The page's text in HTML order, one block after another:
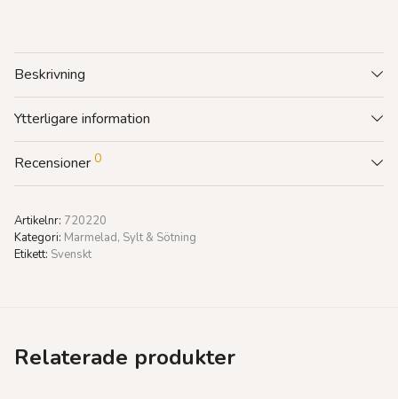
Beskrivning
Ytterligare information
Recensioner 0
Artikelnr: 720220
Kategori: Marmelad, Sylt & Sötning
Etikett: Svenskt
Relaterade produkter